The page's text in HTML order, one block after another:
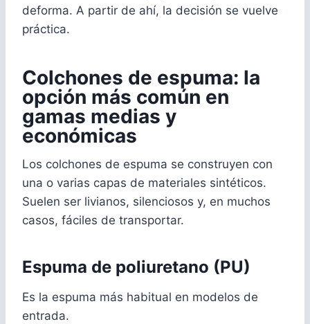
deforma. A partir de ahí, la decisión se vuelve
práctica.
Colchones de espuma: la
opción más común en
gamas medias y
económicas
Los colchones de espuma se construyen con
una o varias capas de materiales sintéticos.
Suelen ser livianos, silenciosos y, en muchos
casos, fáciles de transportar.
Espuma de poliuretano (PU)
Es la espuma más habitual en modelos de
entrada.